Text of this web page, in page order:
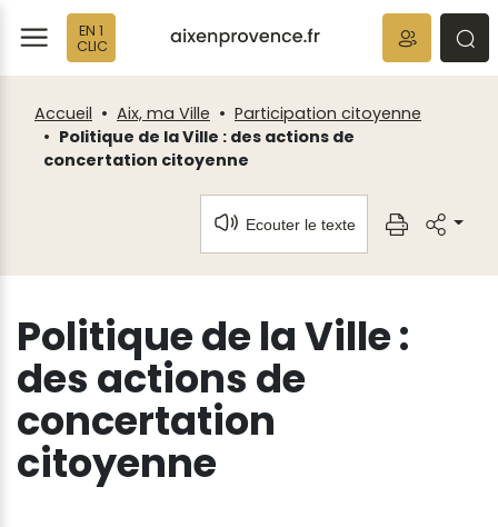
EN 1
CLIC
Accueil Aix, ma Ville
Participation citoyenne
Politique de la Ville : des actions de
concertation citoyenne
Ecouter le texte
Politique de la Ville :
des actions de
concertation
citoyenne
Fenêtre
de
chat
Panneau de gestion des cookies